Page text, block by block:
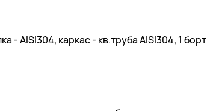
- AISI304, каркас - кв.труба AISI304, 1 борт